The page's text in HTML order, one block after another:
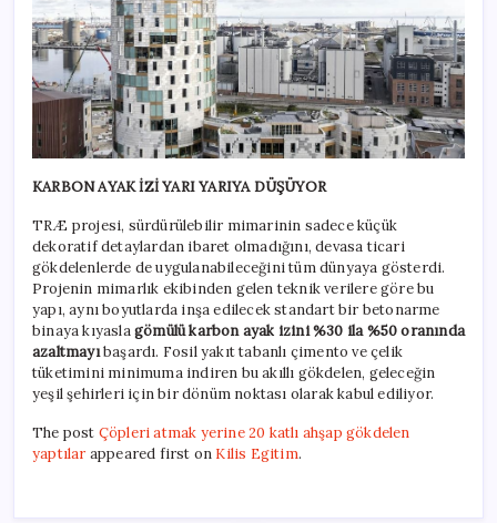
KARBON AYAK İZİ YARI YARIYA DÜŞÜYOR
TRÆ projesi, sürdürülebilir mimarinin sadece küçük
dekoratif detaylardan ibaret olmadığını, devasa ticari
gökdelenlerde de uygulanabileceğini tüm dünyaya gösterdi.
Projenin mimarlık ekibinden gelen teknik verilere göre bu
yapı, aynı boyutlarda inşa edilecek standart bir betonarme
binaya kıyaslagömülü karbon ayak izini %30 ila %50 oranında
azaltmayıbaşardı. Fosil yakıt tabanlı çimento ve çelik
tüketimini minimuma indiren bu akıllı gökdelen, geleceğin
yeşil şehirleri için bir dönüm noktası olarak kabul ediliyor.
The post Çöpleri atmak yerine 20 katlı ahşap gökdelen
yaptılar appeared first on Kilis Egitim.